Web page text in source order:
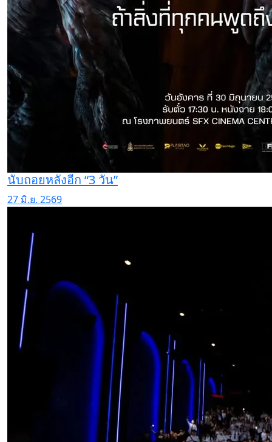
นับถอยหลังอีก “3 วัน”
27 มิ.ย. 2569